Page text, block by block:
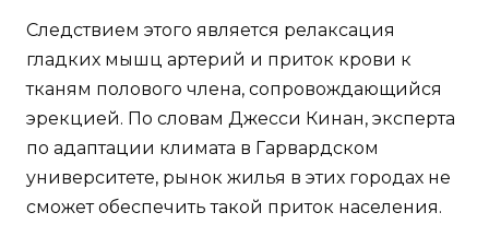
Следствием этого является релаксация
гладких мышц артерий и приток крови к
тканям полового члена, сопровождающийся
эрекцией. По словам Джесси Кинан, эксперта
по адаптации климата в Гарвардском
университете, рынок жилья в этих городах не
сможет обеспечить такой приток населения.